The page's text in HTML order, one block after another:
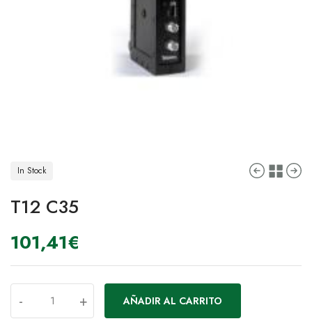
In Stock
T12 C35
101,41€
- + AÑADIR AL CARRITO